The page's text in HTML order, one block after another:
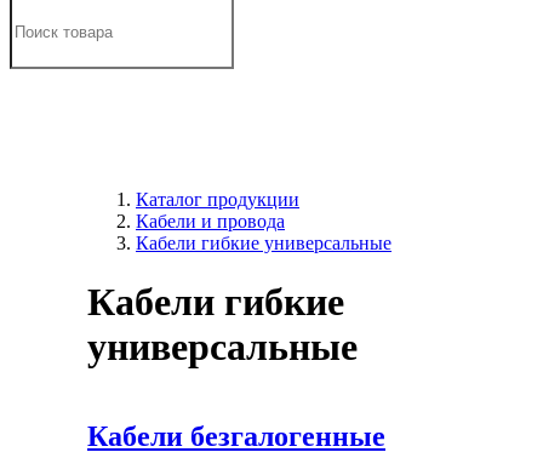
Каталог продукции
Кабели и провода
Кабели гибкие универсальные
Кабели гибкие
универсальные
Кабели безгалогенные